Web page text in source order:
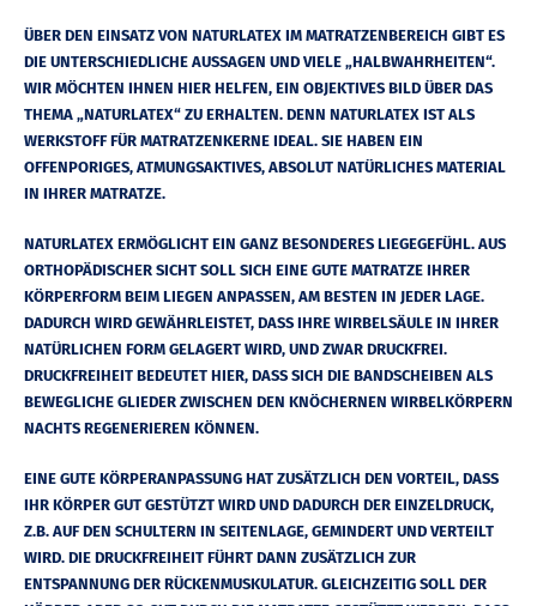
ÜBER DEN EINSATZ VON NATURLATEX IM MATRATZENBEREICH GIBT ES
DIE UNTERSCHIEDLICHE AUSSAGEN UND VIELE „HALBWAHRHEITEN“.
WIR MÖCHTEN IHNEN HIER HELFEN, EIN OBJEKTIVES BILD ÜBER DAS
THEMA „NATURLATEX“ ZU ERHALTEN. DENN NATURLATEX IST ALS
WERKSTOFF FÜR MATRATZENKERNE IDEAL. SIE HABEN EIN
OFFENPORIGES, ATMUNGSAKTIVES, ABSOLUT NATÜRLICHES MATERIAL
IN IHRER MATRATZE.
NATURLATEX ERMÖGLICHT EIN GANZ BESONDERES LIEGEGEFÜHL. AUS
ORTHOPÄDISCHER SICHT SOLL SICH EINE GUTE MATRATZE IHRER
KÖRPERFORM BEIM LIEGEN ANPASSEN, AM BESTEN IN JEDER LAGE.
DADURCH WIRD GEWÄHRLEISTET, DASS IHRE WIRBELSÄULE IN IHRER
NATÜRLICHEN FORM GELAGERT WIRD, UND ZWAR DRUCKFREI.
DRUCKFREIHEIT BEDEUTET HIER, DASS SICH DIE BANDSCHEIBEN ALS
BEWEGLICHE GLIEDER ZWISCHEN DEN KNÖCHERNEN WIRBELKÖRPERN
NACHTS REGENERIEREN KÖNNEN.
EINE GUTE KÖRPERANPASSUNG HAT ZUSÄTZLICH DEN VORTEIL, DASS
IHR KÖRPER GUT GESTÜTZT WIRD UND DADURCH DER EINZELDRUCK,
Z.B. AUF DEN SCHULTERN IN SEITENLAGE, GEMINDERT UND VERTEILT
WIRD. DIE DRUCKFREIHEIT FÜHRT DANN ZUSÄTZLICH ZUR
ENTSPANNUNG DER RÜCKENMUSKULATUR. GLEICHZEITIG SOLL DER